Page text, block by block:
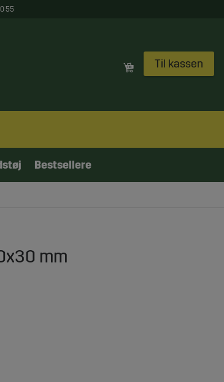
55
Til kassen
Bestsellere
mm